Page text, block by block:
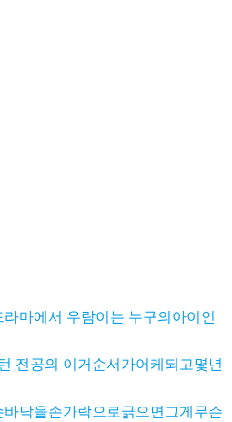
마에서 우람이는 누구의아이인
전공의 이거순서가어케되고몇년
닥을손가락으로긁으면그게무슨